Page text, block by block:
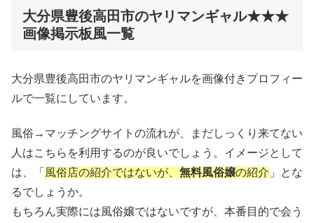
大分県豊後高田市のヤリマンギャル★★★
画像掲示板風一覧
大分県豊後高田市のヤリマンギャルを画像付きプロフィー
ルで一覧にしています。
風俗→マッチングサイトの流れが、まだしっくり来てない
人はこちらを利用するのが良いでしょう。イメージとして
は、「 風俗店の紹介ではないが、 無料風俗嬢の紹介 」とな
るでしょうか。
もちろん実際には風俗嬢ではないですが、本番目的で会う